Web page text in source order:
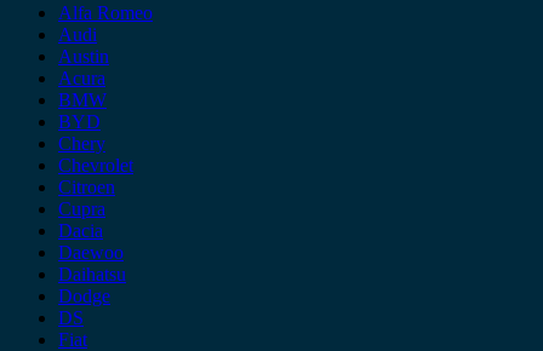
Alfa Romeo
Audi
Austin
Acura
BMW
BYD
Chery
Chevrolet
Citroen
Cupra
Dacia
Daewoo
Daihatsu
Dodge
DS
Fiat